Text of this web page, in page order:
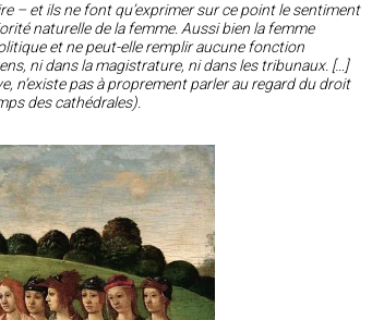
– et ils ne font qu’exprimer sur ce point le sentiment
naturelle de la femme. Aussi bien la femme
et ne peut-elle remplir aucune fonction
ni dans la magistrature, ni dans les tribunaux. […]
n’existe pas à proprement parler au regard du droit
des cathédrales).